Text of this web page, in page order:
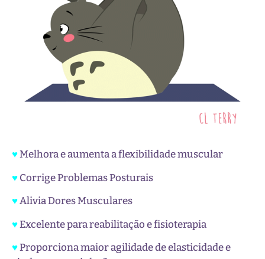
♥Melhora e aumenta a flexibilidade muscular
♥Corrige Problemas Posturais
♥Alivia Dores Musculares
♥Excelente para reabilitação e fisioterapia
♥Proporciona maior agilidade de elasticidade e